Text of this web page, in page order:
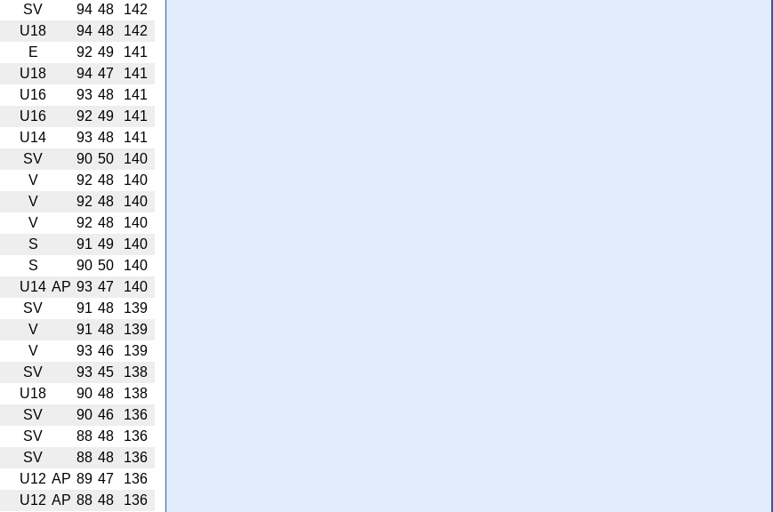
SV 94 48
142
U18 94 48
142
E 92 49
141
U18 94 47
141
U16 93 48
141
U16 92 49
141
U14 93 48
141
SV 90 50
140
V 92 48
140
V 92 48
140
V 92 48
140
S 91 49
140
S 90 50
140
U14 AP 93 47
140
SV 91 48
139
V 91 48
139
V 93 46
139
SV 93 45
138
U18 90 48
138
SV 90 46
136
SV 88 48
136
SV 88 48
136
U12 AP 89 47
136
U12 AP 88 48
136